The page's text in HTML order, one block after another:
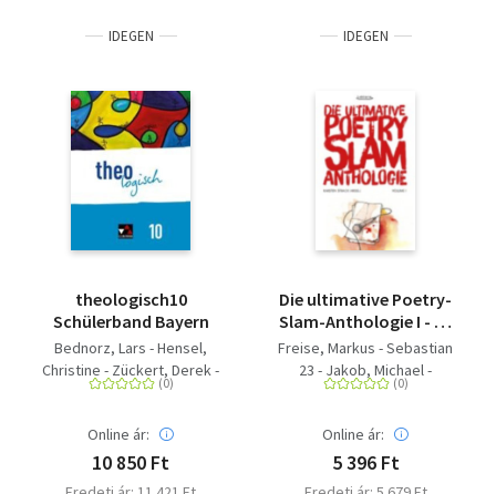
IDEGEN
theologisch10
Schülerband Bayern
Bednorz, Lars - Hensel,
Christine - Zückert, Derek -
Kratz-Ritter, Bettina -
Michael - Tirakitti, Annop -
Steinhaus, Jule - Jacobi,
Online ár:
10 850 Ft
IDEGEN
Die ultimative Poetry-
Slam-Anthologie I - 24
versammelte
Bühnentexte mit
Kommentaren
Freise, Markus - Sebastian
23 - Jakob, Michael -
Hohage, Karsten - Salmen,
- Jarawan, Pierre - Zymny,
Jan Philipp - Thamm,
Online ár:
5 396 Ft